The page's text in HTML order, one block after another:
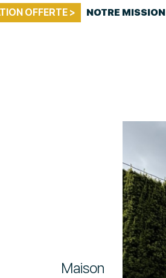
OFFERTE > NOTRE MISSION
Maison